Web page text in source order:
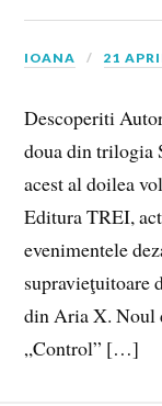
IOANA 21
Descoperiti
doua din trilogia
acest al doilea
Editura TREI,
evenimentele
supravieţuitoare
din Aria X. Noul
„Control” […]